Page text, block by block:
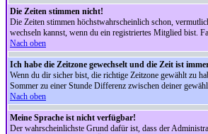
Die Zeiten stimmen nicht!
Die Zeiten stimmen höchstwahrscheinlich schon,
wechseln kannst, wenn du ein registriertes Mitglied bist.
Nach oben
Ich habe die Zeitzone gewechselt und die Zeit ist
Wenn du dir sicher bist, die richtige Zeitzone gewählt zu
Sommer zu einer Stunde Differenz zwischen deiner
Nach oben
Meine Sprache ist nicht verfügbar!
Der wahrscheinlichste Grund dafür ist, dass der